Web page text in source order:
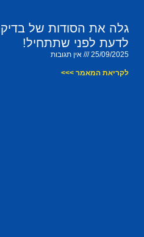
גלה את הסודות של
לדעת לפני שתתחיל!
25/09/2025 אין תגובות
לקריאת המאמר >>>